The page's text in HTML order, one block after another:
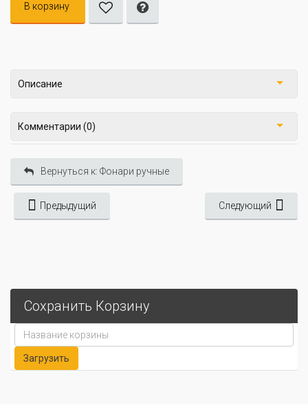
В корзину
Описание
Комментарии (0)
Вернуться к: Фонари ручные
Предыдущий Следующий
Сохранить Корзину